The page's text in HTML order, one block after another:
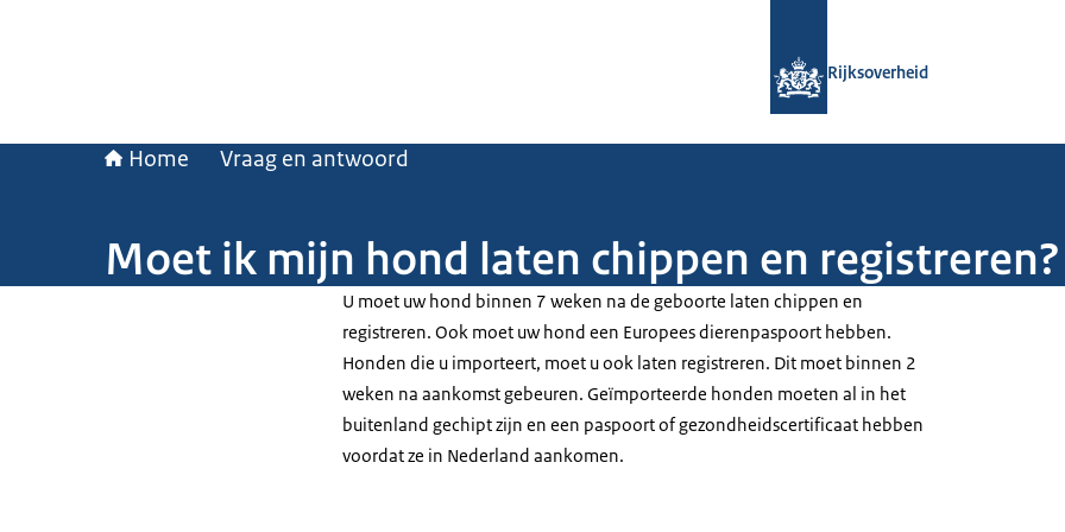
Rijksoverheid
Home Vraag en antwoord
Moet ik mijn hond laten chippen en registreren?
U moet uw hond binnen 7 weken na de geboorte laten chippen en
registreren. Ook moet uw hond een Europees dierenpaspoort hebben.
Honden die u importeert, moet u ook laten registreren. Dit moet binnen 2
weken na aankomst gebeuren. Geïmporteerde honden moeten al in het
buitenland gechipt zijn en een paspoort of gezondheidscertificaat hebben
voordat ze in Nederland aankomen.